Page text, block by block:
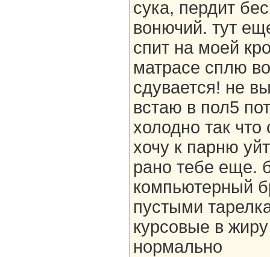
сука, пердит
вонючий. тут
спит на моей
матрасе сплю
сдувается! не
встаю в пол5
холодно так что
хочу к парню
рано тебе еще.
компьютерный
пустыми
курсовые в
нормально